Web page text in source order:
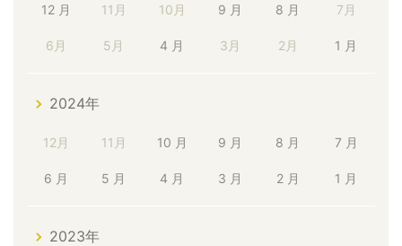
12 月 11月 10月 9 月 8 月 7月
6月 5月 4 月 3月 2月 1 月
2024年
12月 11月 10 月 9 月 8 月 7 月
6 月 5 月 4 月 3 月 2 月 1 月
2023年